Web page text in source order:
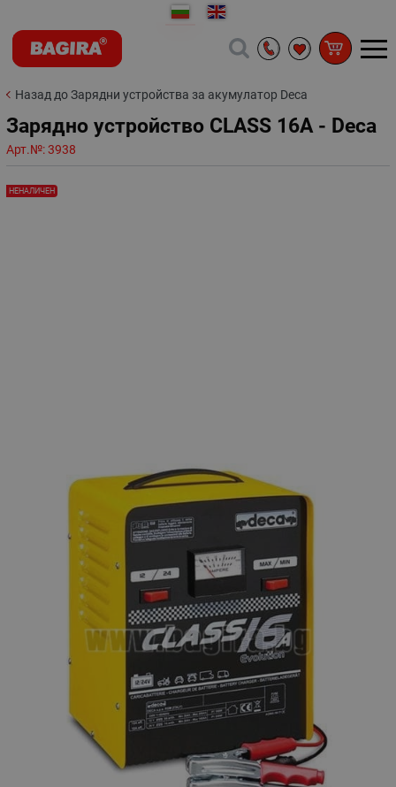
Назад до Зарядни устройства за акумулатор Deca
Зарядно устройство CLASS 16A - Deca
Арт.№:3938
НЕНАЛИЧЕН